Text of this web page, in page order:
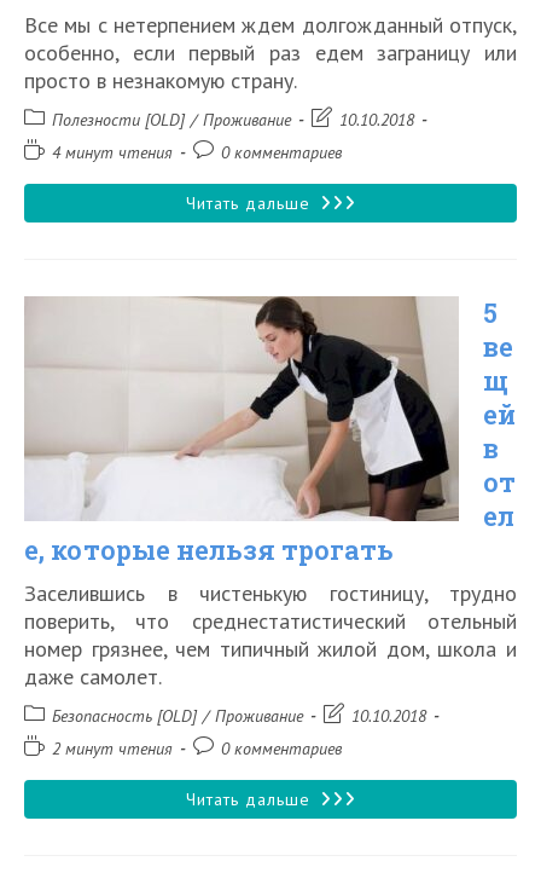
Все мы с нетерпением ждем долгожданный отпуск,
особенно, если первый раз едем заграницу или
просто в незнакомую страну.
Рубрика
записи:
Полезности [OLD] / Проживание
Запись10.10.2018
Время4 минут чтения
Комментарии
записи:
0 комментариев
Читать дальше Что
в
отеле
5
ве
щ
ей
в
от
ел
е, которые нельзя трогать
Заселившись в чистенькую гостиницу, трудно
поверить, что среднестатистический отельный
номер грязнее, чем типичный жилой дом, школа и
даже самолет.
Рубрика
записи:
Безопасность [OLD] / Проживание
Запись10.10.2018
Время2 минут чтения
Комментарии
записи:
0 комментариев
Читать дальше